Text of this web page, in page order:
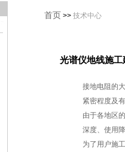
首页 >> 技术中心
光谱仪地线施工
接地电阻的
紧密程度及
由于各地区
深度、使用
为了用户施